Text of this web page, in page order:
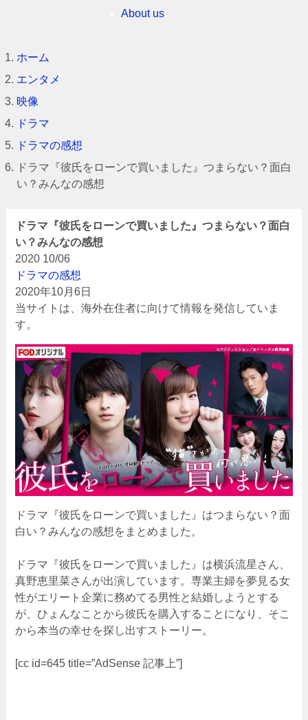
About us
ホーム
エンタメ
映像
ドラマ
ドラマの感想
ドラマ『彼氏をローンで買いました』つまらない？面白
い？みんなの感想
ドラマ『彼氏をローンで買いました』つまらない？面白
い？みんなの感想
2020 10/06
ドラマの感想
2020年10月6日
当サイトは、海外在住者に向けて情報を発信していま
す。
ドラマ『彼氏をローンで買いました』はつまらない？面
白い？みんなの感想をまとめました。
ドラマ『彼氏をローンで買いました』は横浜流星さん、
真野恵里菜さんが出演しています。専業主婦を夢見る女
性がエリート企業に務めてる男性と結婚しようとする
が、ひょんなことから彼氏を購入することになり、そこ
から本当の幸せを探し出すストーリー。
[cc id=645 title=”AdSense 記事上”]